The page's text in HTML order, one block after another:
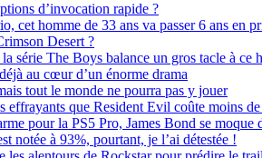
d’invocation rapide ?
cet homme de 33 ans va passer 6 ans en
Desert ?
série The Boys balance un gros tacle à ce
au cœur d’un énorme drama
tout le monde ne pourra pas y jouer
effrayants que Resident Evil coûte moins
pour la PS5 Pro, James Bond se moque
notée à 93%, pourtant, je l’ai détestée !